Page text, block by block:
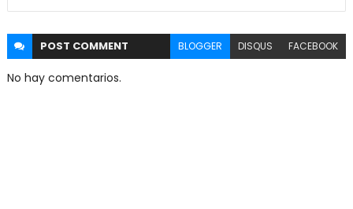
POST COMMENT BLOGGER DISQUS FACEBOOK
No hay comentarios.